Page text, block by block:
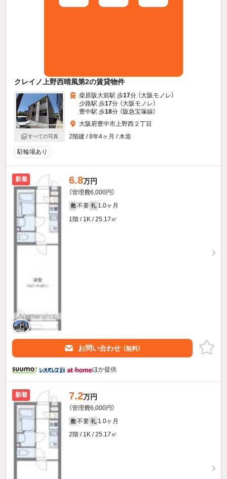
クレイノ上野西晴風第2の賃貸物件
すべての写真
柴原阪大前駅 歩17分 （大阪モノレ）
少路駅 歩17分 （大阪モノレ）
豊中駅 歩18分 （阪急宝塚線）
大阪府豊中市上野西２丁目
2階建 / 8年4ヶ月 / 木造
駐輪場あり
新着 6.8万円
（管理費6,000円）
敷 不要 礼 1.0ヶ月
1階 / 1K / 25.17㎡
お問い合わせ （無料）
ほか提供
新着 7.2万円
（管理費6,000円）
敷 不要 礼 1.0ヶ月
2階 / 1K / 25.17㎡